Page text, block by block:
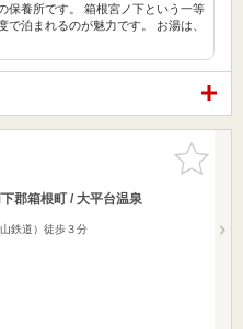
保養所です。 箱根宮ノ下という一等
で泊まれるのが魅力です。 お湯は、
お気に入
りに追加
郡箱根町 / 大平台温泉
鉄道）徒歩３分